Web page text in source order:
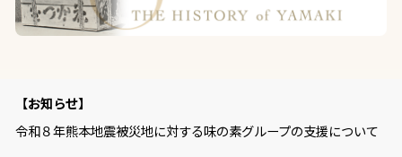
レシピ特設サイト
だし巻き卵特集
【お知らせ】
令和８年熊本地震被災地に対する味の素グループの支援について